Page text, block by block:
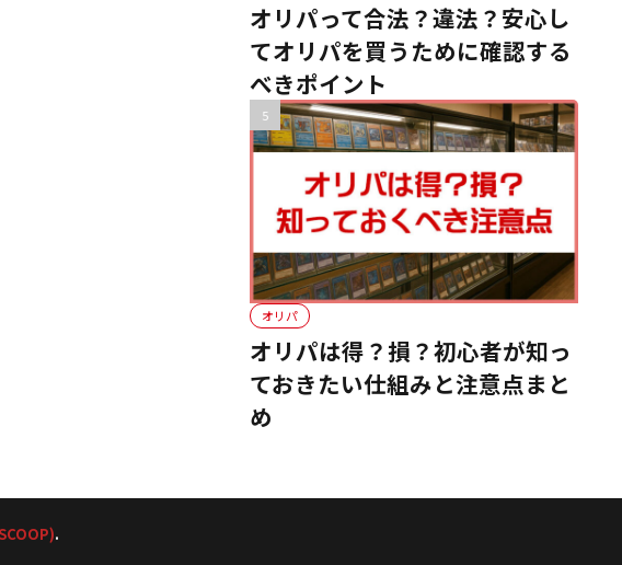
オリパって合法？違法？安心し
てオリパを買うために確認する
べきポイント
オリパ
オリパは得？損？初心者が知っ
ておきたい仕組みと注意点まと
め
.